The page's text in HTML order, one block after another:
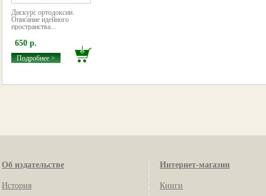
Дискурс ортодоксии.
Описание идейного
пространства...
650 р.
Подробнее >
Об издательстве
История
Интернет-магазин
Книги